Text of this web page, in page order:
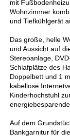
mit
Wohnzimmer
und Tiefkühlgerät
Das große, helle
und Aussicht auf
Stereoanlage,
Schlafplätze des
Doppelbett und 1
kabellose
Kinderhochstuhl
Auf dem
Bankgarnitur für